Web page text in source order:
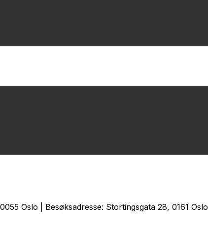
Oslo | Besøksadresse: Stortingsgata 28, 0161 Oslo